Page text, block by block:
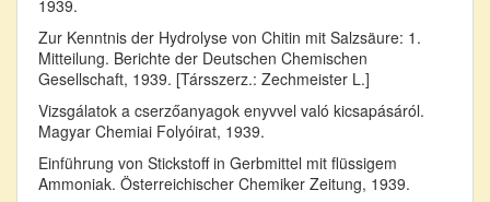
1939.
Zur Kenntnis der Hydrolyse von Chitin mit Salzsäure: 1.
Mitteilung. Berichte der Deutschen Chemischen
Gesellschaft, 1939. [Társszerz.: Zechmeister L.]
Vizsgálatok a cserzőanyagok enyvvel való kicsapásáról.
Magyar Chemiai Folyóirat, 1939.
Einführung von Stickstoff in Gerbmittel mit flüssigem
Ammoniak. Österreichischer Chemiker Zeitung, 1939.